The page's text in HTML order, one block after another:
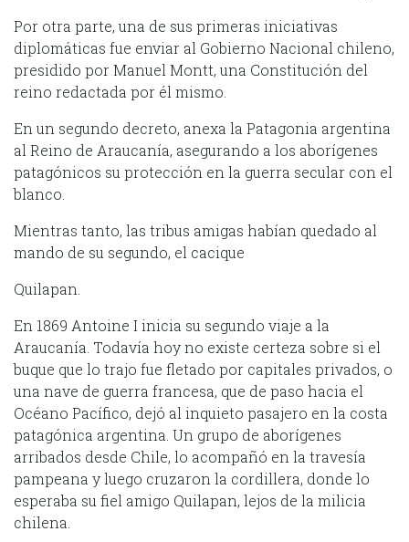
Por otra parte, una de sus primeras iniciativas
diplomáticas fue enviar al Gobierno Nacional chileno,
presidido por Manuel Montt, una Constitución del
reino redactada por él mismo.
En un segundo decreto, anexa la Patagonia argentina
al Reino de Araucanía, asegurando a los aborígenes
patagónicos su protección en la guerra secular con el
blanco.
Mientras tanto, las tribus amigas habían quedado al
mando de su segundo, el cacique
Quilapan.
En 1869 Antoine I inicia su segundo viaje a la
Araucanía. Todavía hoy no existe certeza sobre si el
buque que lo trajo fue fletado por capitales privados, o
una nave de guerra francesa, que de paso hacia el
Océano Pacífico, dejó al inquieto pasajero en la costa
patagónica argentina. Un grupo de aborígenes
arribados desde Chile, lo acompañó en la travesía
pampeana y luego cruzaron la cordillera, donde lo
esperaba su fiel amigo Quilapan, lejos de la milicia
chilena.